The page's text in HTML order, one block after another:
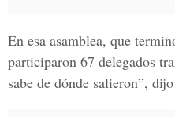
En esa asamblea, que
participaron 67 delegados
sabe de dónde salieron”,